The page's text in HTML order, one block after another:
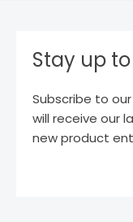
Stay up
Subscribe to
will receive our
new product